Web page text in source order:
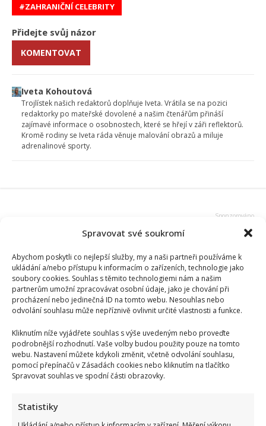
Spravovat své soukromí
Abychom poskytli co nejlepší služby, my a naši partneři používáme k
ukládání a/nebo přístupu k informacím o zařízeních, technologie jako
soubory cookies. Souhlas s těmito technologiemi nám a našim
partnerům umožní zpracovávat osobní údaje, jako je chování při
procházení nebo jedinečná ID na tomto webu. Nesouhlas nebo
odvolání souhlasu může nepříznivě ovlivnit určité vlastnosti a funkce.
Kliknutím níže vyjádřete souhlas s výše uvedeným nebo proveďte
podrobnější rozhodnutí. Vaše volby budou použity pouze na tomto
webu. Nastavení můžete kdykoli změnit, včetně odvolání souhlasu,
pomocí přepínačů v Zásadách cookies nebo kliknutím na tlačítko
Spravovat souhlas ve spodní části obrazovky.
Statistiky
ZAHRANIČNÍ CELEBRITY
Přidejte svůj názor
KOMENTOVAT
Iveta Kohoutová
Trojlístek našich redaktorů doplňuje Iveta. Vrátila se na pozici
redaktorky po mateřské dovolené a našim čtenářům přináší
zajímavé informace o osobnostech, které se hřejí v záři reflektorů.
Kromě rodiny se Iveta ráda věnuje malování obrazů a miluje
adrenalinové sporty.